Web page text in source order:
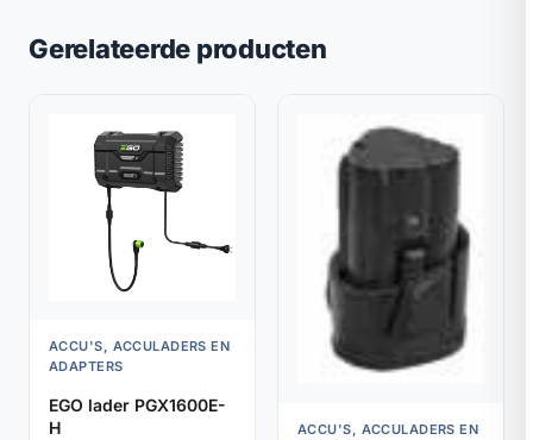
Gerelateerde producten
ACCU'S, ACCULADERS EN
ADAPTERS
EGO lader PGX1600E-
H
ACCU'S, ACCULADERS EN